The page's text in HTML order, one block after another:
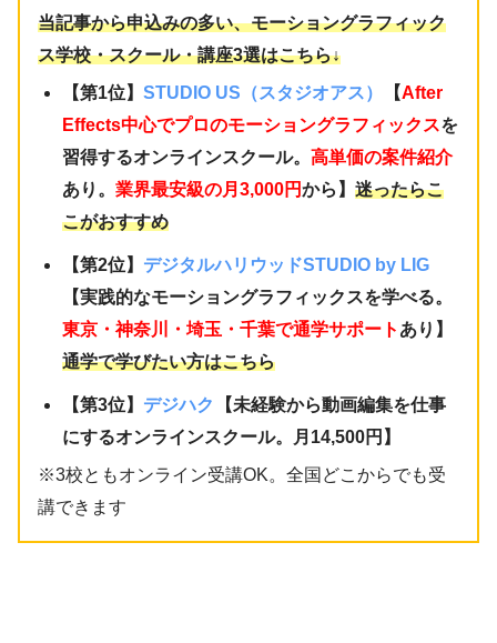
当記事から申込みの多い、モーショングラフィック
ス学校・スクール・講座3選はこちら↓
【第1位】STUDIO US（スタジオアス） 【After
Effects中心でプロのモーショングラフィックスを
習得するオンラインスクール。高単価の案件紹介
あり。業界最安級の月3,000円から】迷ったらこ
こがおすすめ
【第2位】 デジタルハリウッドSTUDIO by LIG
【実践的なモーショングラフィックスを学べる。
東京・神奈川・埼玉・千葉で通学サポート あり】
通学で学びたい方はこちら
【第3位】 デジハク
【未経験から動画編集を仕事
にするオンラインスクール。月14,500円】
※3校ともオンライン受講OK。全国どこからでも受
講できます